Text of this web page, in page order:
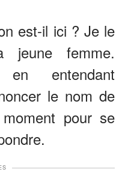
est-il ici ? Je le
jeune femme.
en entendant
le nom de
pour se